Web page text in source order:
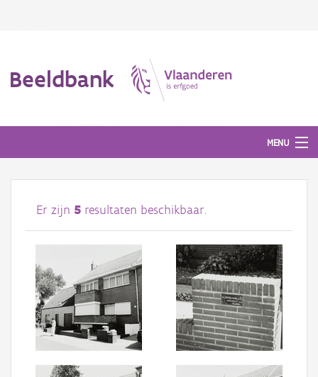
Beeldbank
MENU
Afbeeldingen
#BeeldIndeKijker
Hergebruik
Over ons
Aanmelden
Er zijn 5 resultaten beschikbaar.